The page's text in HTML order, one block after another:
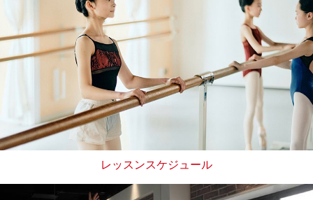
レッスンスケジュール